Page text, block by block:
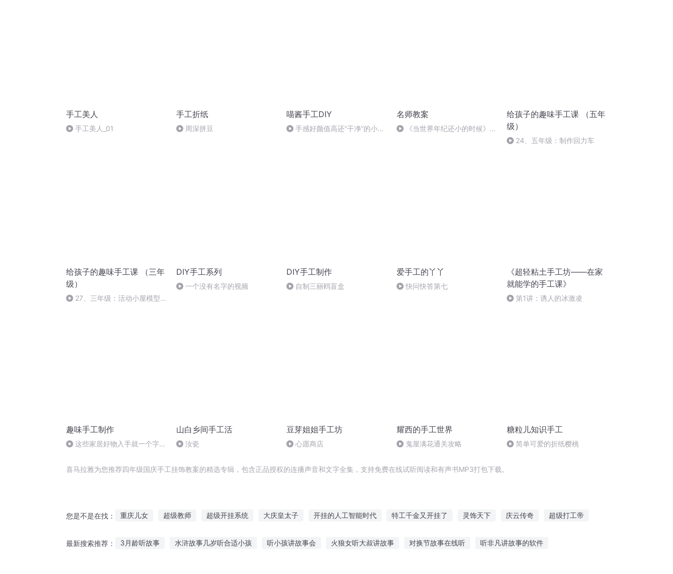
手工美人
手工美人_01
手工折纸
周深拼豆
喵酱手工DIY
手感好颜值高还“干净”的小店
名师教案
《当世界年纪还小的时候》教
给孩子的趣味手工课 （五年
级）
24、五年级：制作回力车
给孩子的趣味手工课 （三年
级）
27、三年级：活动小屋模型
DIY手工系列
一个没有名字的视频
DIY手工制作
自制三丽鸥盲盒
爱手工的丫丫
快问快答第七
《超轻粘土手工坊——在家
就能学的手工课》
第1讲：诱人的冰激凌
趣味手工制作
这些家居好物入手就一个字：
山白乡间手工活
汝瓷
豆芽姐姐手工坊
心愿商店
耀西的手工世界
鬼屋满花通关攻略
糖粒儿知识手工
简单可爱的折纸樱桃
喜马拉雅为您推荐四年级国庆手工挂饰教案的精选专辑，包含正品授权的连播声音和文字全集，支持免费在线试听阅读和有声书MP3打包下载。
您是不是在找： 重庆儿女 超级教师 超级开挂系统 大庆皇太子 开挂的人工智能时代 特工千金又开挂了 灵饰天下 庆云传奇 超级打工帝
最新搜索推荐： 3月龄听故事 水浒故事几岁听合适小孩 听小孩讲故事会 火狼女听大叔讲故事 对换节故事在线听 听非凡讲故事的软件